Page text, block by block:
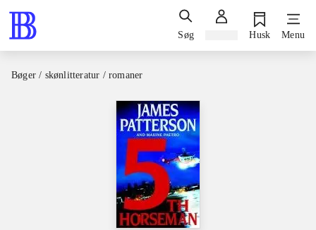
Søg Husk Menu
Bøger / skønlitteratur / romaner